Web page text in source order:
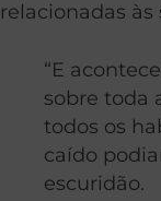
relacionadas
“E
sobre toda
todos os
caído
escuridão.